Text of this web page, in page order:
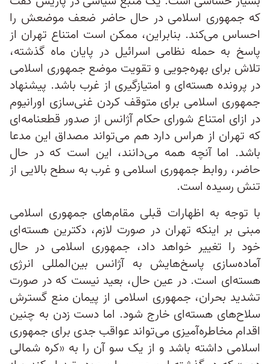
که جمهوری اسلامی در حال حاضر ضعف موضعش را
احساس می‌کند. بنابراین، ممکن است امتناع تهران از
پاسخ به حمله نظامی اسرائیل در پایان ماه گذشته،
تلاش برای بهره‌جویی و تقویت موضع جمهوری اسلامی
در پرونده هسته‌ای و امتیازگیری از غرب باشد. پیشنهاد
جمهوری اسلامی برای متوقف کردن غنی‌سازی اورانیوم
در ازای امتناع شورای حکام آژانس از صدور قطعنامه‌ای
که تهران از هراس دارد هم می‌تواند مصداق این مدعا
باشد. اما آنچه همه می‌دانند، این است که در حال
حاضر، روابط جمهوری اسلامی و غرب به سطح بالایی از
تنش رسیده است.
با توجه به اظهارات قبلی مقام‌های جمهوری اسلامی
مبنی بر اینکه تهران در صورت لازم، دکترین هسته‌ای
خود را تغییر خواهد داد، جمهوری اسلامی در حال
آماده‌سازی پاسخ‌هایش به آژانس بین‌المللی انرژی
هسته‌ای است. در عین حال، بعید نیست که در صورت
تشدید بحران، جمهوری اسلامی از پیمان منع گسترش
سلاح‌های هسته‌ای خارج شود. اما دست زدن به چنین
اقدام مخاطره‌آمیزی می‌تواند عواقب جدی برای جمهوری
اسلامی داشته باشد و از یک سو آن را به «کره شمالی